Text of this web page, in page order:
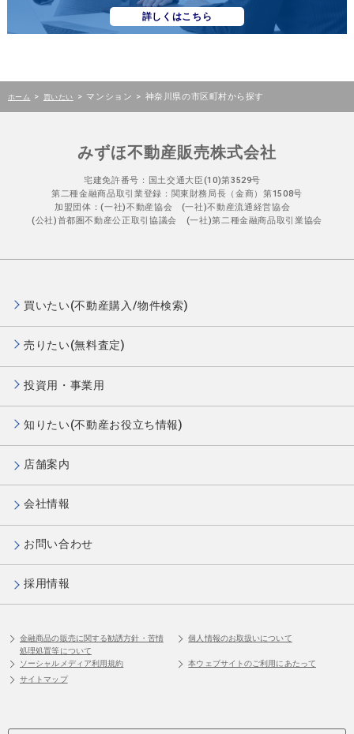
詳しくはこちら
ホーム > 買いたい > マンション > 神奈川県の市区町村から探す
みずほ不動産販売株式会社
宅建免許番号：国土交通大臣(10)第3529号
第二種金融商品取引業登録：関東財務局長（金商）第1508号
加盟団体：(一社)不動産協会 (一社)不動産流通経営協会
(公社)首都圏不動産公正取引協議会 (一社)第二種金融商品取引業協会
買いたい(不動産購入/物件検索)
売りたい(無料査定)
投資用・事業用
知りたい(不動産お役立ち情報)
店舗案内
会社情報
お問い合わせ
採用情報
金融商品の販売に関する勧誘方針・苦情
処理処置等について
個人情報のお取扱いについて
ソーシャルメディア利用規約
本ウェブサイトのご利用にあたって
サイトマップ